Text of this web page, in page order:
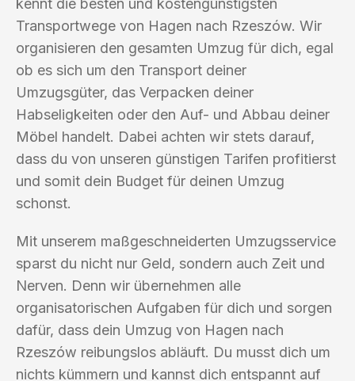
kennt die besten und kostengünstigsten
Transportwege von Hagen nach Rzeszów. Wir
organisieren den gesamten Umzug für dich, egal
ob es sich um den Transport deiner
Umzugsgüter, das Verpacken deiner
Habseligkeiten oder den Auf- und Abbau deiner
Möbel handelt. Dabei achten wir stets darauf,
dass du von unseren günstigen Tarifen profitierst
und somit dein Budget für deinen Umzug
schonst.
Mit unserem maßgeschneiderten Umzugsservice
sparst du nicht nur Geld, sondern auch Zeit und
Nerven. Denn wir übernehmen alle
organisatorischen Aufgaben für dich und sorgen
dafür, dass dein Umzug von Hagen nach
Rzeszów reibungslos abläuft. Du musst dich um
nichts kümmern und kannst dich entspannt auf